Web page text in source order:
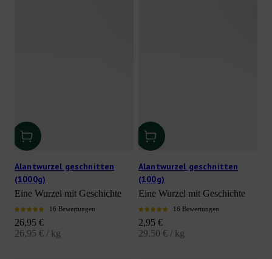
Alantwurzel geschnitten
(1000g)
Eine Wurzel mit Geschichte
16 Bewertungen
Angebot
26,95 €
26,95 € / kg
Alantwurzel geschnitten
(100g)
Eine Wurzel mit Geschichte
16 Bewertungen
Angebot
2,95 €
29,50 € / kg